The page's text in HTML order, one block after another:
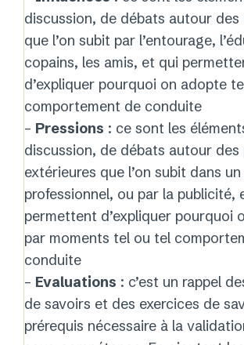
discussion, de débats autour des
que l’on subit par l’entourage,
copains, les amis, et qui
d’expliquer pourquoi on adopte
comportement de conduite
– Pressions : ce sont les
discussion, de débats autour des
extérieures que l’on subit dans
professionnel, ou par la publicité,
permettent d’expliquer pourquoi
par moments tel ou tel
conduite
– Evaluations : c’est un rappel
de savoirs et des exercices de
prérequis nécessaire à la